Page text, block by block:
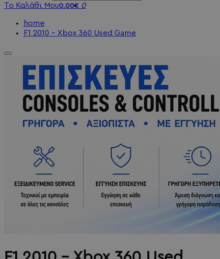
Το Καλάθι Μου0,00€ 0
home
F1 2010 - Xbox 360 Used Game